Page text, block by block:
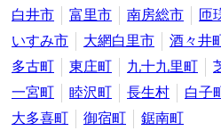
白井市
富里市 南房総市 匝
いすみ市
大網白里市 酒々井
多古町
東庄町 九十九里町
一宮町
睦沢町 長生村 白子
大多喜町
御宿町 鋸南町